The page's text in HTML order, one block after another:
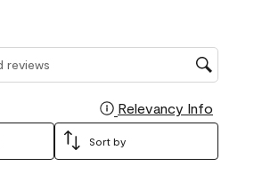
Relevancy Info
Sort by